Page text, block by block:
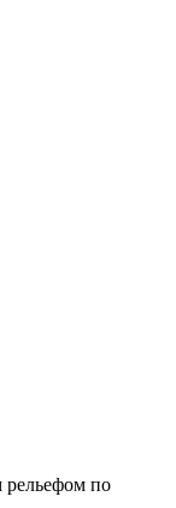
рельефом по